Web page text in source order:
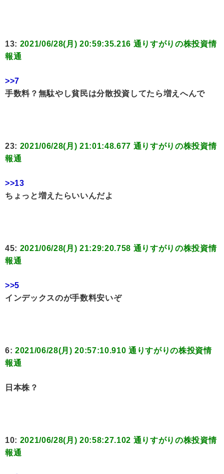
13: 2021/06/28(月) 20:59:35.216 通りすがりの株投資情
報通
>>7
手数料？無駄やし貧民は分散投資してたら増えへんで
23: 2021/06/28(月) 21:01:48.677 通りすがりの株投資情
報通
>>13
ちょっと増えたらいいんだよ
45: 2021/06/28(月) 21:29:20.758 通りすがりの株投資情
報通
>>5
インデックスのが手数料安いぞ
6: 2021/06/28(月) 20:57:10.910 通りすがりの株投資情
報通
日本株？
10: 2021/06/28(月) 20:58:27.102 通りすがりの株投資情
報通